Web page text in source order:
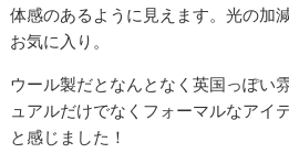
体感のあるように見えます。光の加
お気に入り。
ウール製だとなんとなく英国っぽい
ュアルだけでなくフォーマルなアイ
と感じました！